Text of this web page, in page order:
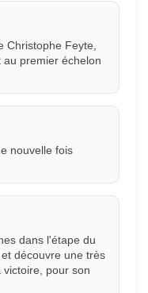
Christophe Feyte,
premier échelon
nouvelle fois
dans l'étape du
découvre une très
pour son